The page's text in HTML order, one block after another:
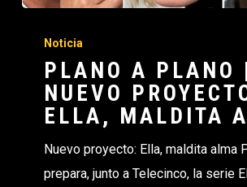
Noticia
PLANO A PLANO |
NUEVO
ELLA, MALDITA
Nuevo proyecto: Ella, maldita alma
prepara, junto a Telecinco, la serie